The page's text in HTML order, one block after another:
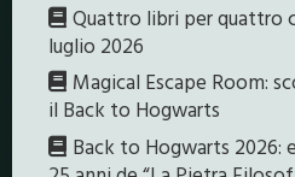
Quattro libri per quattro
luglio 2026
Magical Escape Room:
il Back to Hogwarts
Back to Hogwarts 2026: